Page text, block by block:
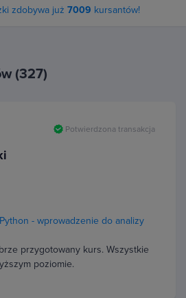
zdobywa już 7009 kursantów!
(327)
Potwierdzona transakcja
- wprowadzenie do analizy
przygotowany kurs. Wszystkie
poziomie.